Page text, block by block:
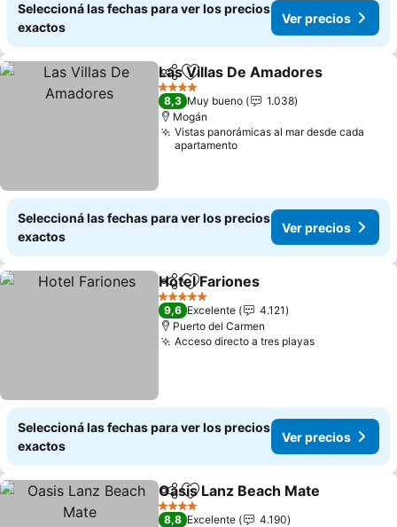
Seleccioná las fechas para ver los precios
exactos
Ver precios
CompartirAñadir a favoritos
Las Villas De Amadores
4 Estrellas
8,3 Muy bueno
1.038
Mogán
Vistas panorámicas al mar desde cada
apartamento
Seleccioná las fechas para ver los precios
exactos
Ver precios
CompartirAñadir a favoritos
Hotel Fariones
5 Estrellas
9,6 Excelente
4.121
Puerto del Carmen
Acceso directo a tres playasVer precios
Seleccioná las fechas para ver los precios
exactos
Ver precios
CompartirAñadir a favoritos
Oasis Lanz Beach Mate
4 Estrellas
8,8 Excelente
4.190